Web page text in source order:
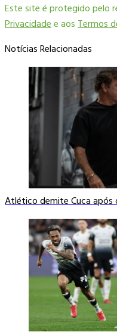
Este site é protegido pelo
Privacidadee aosTermos
Notícias Relacionadas
Atlético demite Cuca após